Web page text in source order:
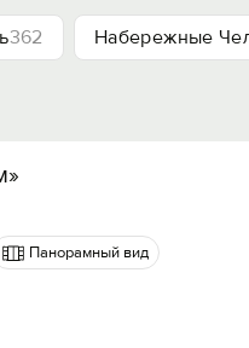
362 Набережные
Панорамный вид